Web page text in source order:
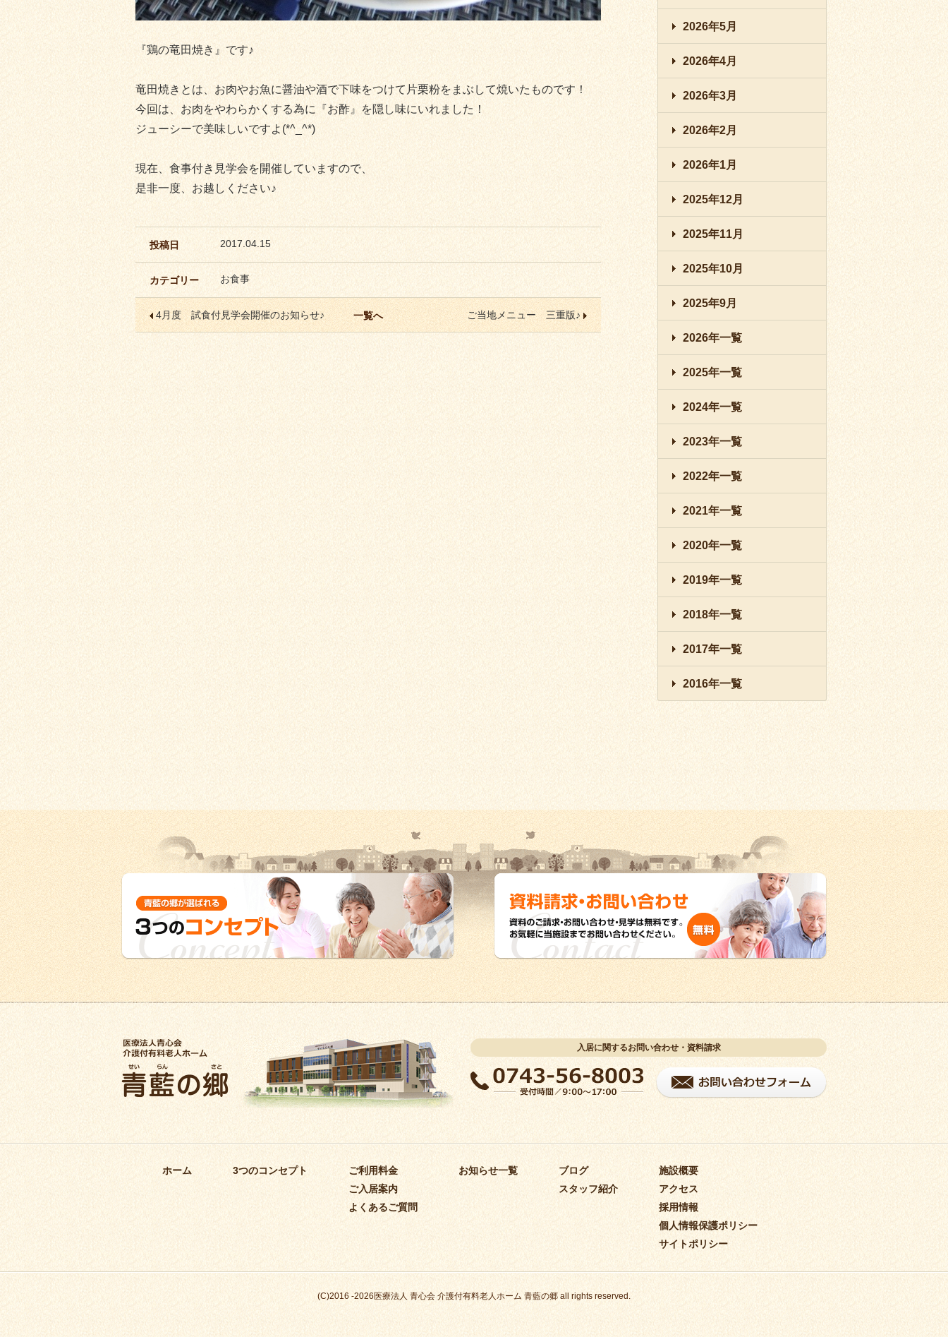
『鶏の竜田焼き』です♪
竜田焼きとは、お肉やお魚に醤油や酒で下味をつけて片栗粉をまぶして焼いたものです！
今回は、お肉をやわらかくする為に『お酢』を隠し味にいれました！
ジューシーで美味しいですよ(*^_^*)
現在、食事付き見学会を開催していますので、
是非一度、お越しください♪
投稿日 2017.04.15
カテゴリー お食事
4月度 試食付見学会開催のお知らせ♪ 一覧へ ご当地メニュー 三重版♪
2026年5月
2026年4月
2026年3月
2026年2月
2026年1月
2025年12月
2025年11月
2025年10月
2025年9月
2026年一覧
2025年一覧
2024年一覧
2023年一覧
2022年一覧
2021年一覧
2020年一覧
2019年一覧
2018年一覧
2017年一覧
2016年一覧
入居に関するお問い合わせ・資料請求
ホーム 3つのコンセプト
ご利用料金
ご入居案内
よくあるご質問
お知らせ一覧
ブログ
スタッフ紹介
施設概要
アクセス
採用情報
個人情報保護ポリシー
サイトポリシー
(C)2016 -2026医療法人 青心会 介護付有料老人ホーム 青藍の郷 all rights reserved.